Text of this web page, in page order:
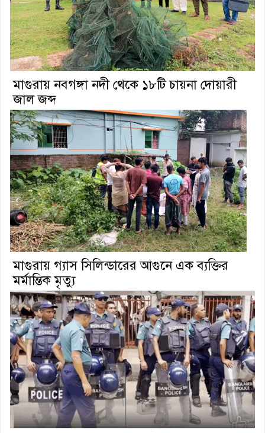
মাগুরায় নবগঙ্গা নদী থেকে ১৮টি চায়না দোয়ারী
জাল জব্দ
মাগুরায় গ্যাস সিলিন্ডারের আগুনে এক ব্যক্তির
মর্মান্তিক মৃত্যু